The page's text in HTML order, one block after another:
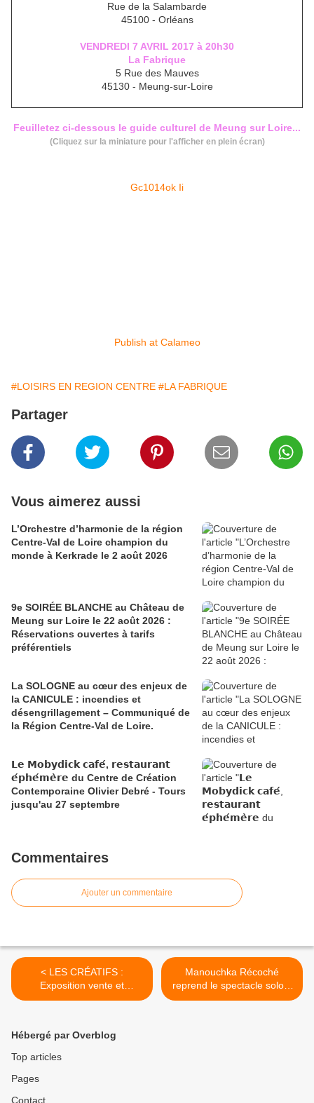
Rue de la Salambarde
45100 - Orléans
VENDREDI 7 AVRIL 2017 à 20h30
La Fabrique
5 Rue des Mauves
45130 - Meung-sur-Loire
Feuilletez ci-dessous le guide culturel de Meung sur Loire...
(Cliquez sur la miniature pour l'afficher en plein écran)
Gc1014ok Ii
Publish at Calameo
#LOISIRS EN REGION CENTRE #LA FABRIQUE
Partager
Vous aimerez aussi
L’Orchestre d’harmonie de la région
Centre-Val de Loire champion du
monde à Kerkrade le 2 août 2026
9e SOIRÉE BLANCHE au Château de
Meung sur Loire le 22 août 2026 :
Réservations ouvertes à tarifs
préférentiels
La SOLOGNE au cœur des enjeux de
la CANICULE : incendies et
désengrillagement – Communiqué de
la Région Centre-Val de Loire.
𝗟𝗲 𝗠𝗼𝗯𝘆𝗱𝗶𝗰𝗸 𝗰𝗮𝗳𝗲́, 𝗿𝗲𝘀𝘁𝗮𝘂𝗿𝗮𝗻𝘁
𝗲́𝗽𝗵𝗲́𝗺𝗲̀𝗿𝗲 du Centre de Création
Contemporaine Olivier Debré - Tours
jusqu'au 27 septembre
Commentaires
Ajouter un commentaire
< LES CRÉATIFS :
Exposition vente et
animations au CHÂTEAU
Manouchka Récoché
reprend le spectacle solo...
>
Hébergé par Overblog
Top articles
Pages
Contact